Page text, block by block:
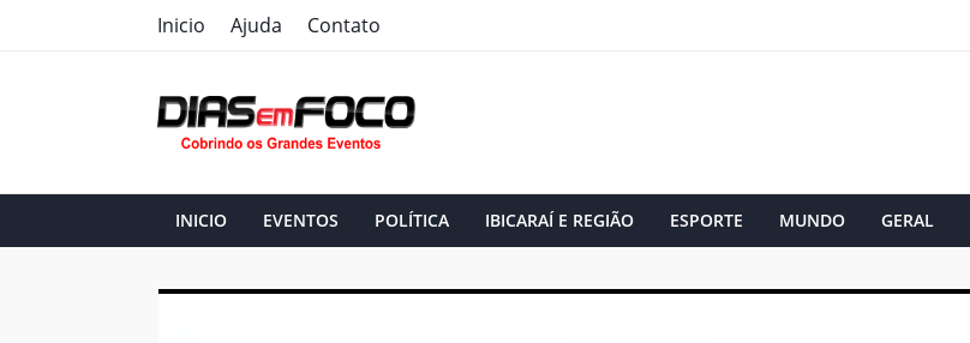
Inicio Ajuda Contato
INICIO EVENTOS POLÍTICA IBICARAÍ E REGIÃO ESPORTE MUNDO GERAL